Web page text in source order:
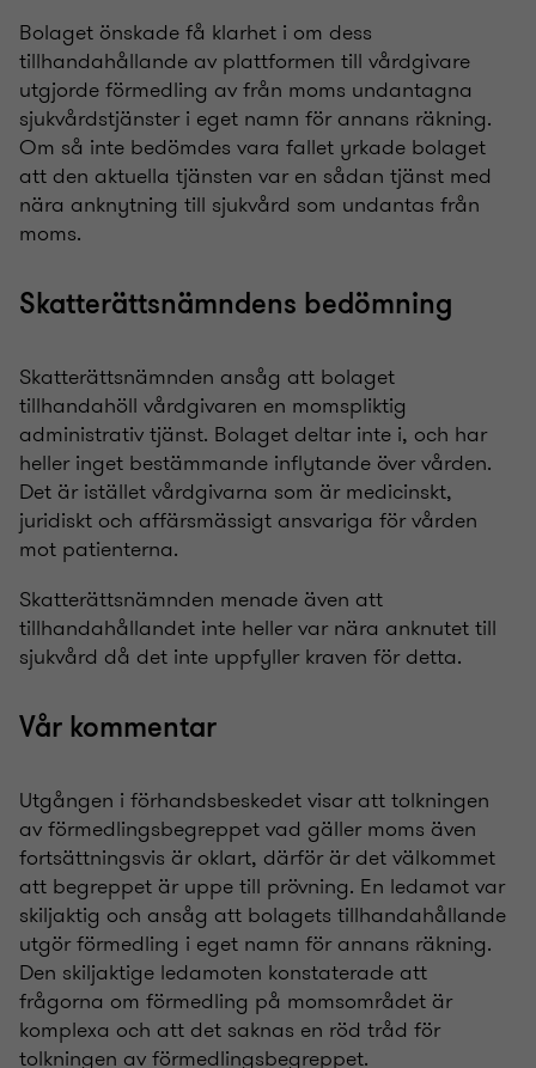
Bolaget önskade få klarhet i om dess
tillhandahållande av plattformen till vårdgivare
utgjorde förmedling av från moms undantagna
sjukvårdstjänster i eget namn för annans räkning.
Om så inte bedömdes vara fallet yrkade bolaget
att den aktuella tjänsten var en sådan tjänst med
nära anknytning till sjukvård som undantas från
moms.
Skatterättsnämndens bedömning
Skatterättsnämnden ansåg att bolaget
tillhandahöll vårdgivaren en momspliktig
administrativ tjänst. Bolaget deltar inte i, och har
heller inget bestämmande inflytande över vården.
Det är istället vårdgivarna som är medicinskt,
juridiskt och affärsmässigt ansvariga för vården
mot patienterna.
Skatterättsnämnden menade även att
tillhandahållandet inte heller var nära anknutet till
sjukvård då det inte uppfyller kraven för detta.
Vår kommentar
Utgången i förhandsbeskedet visar att tolkningen
av förmedlingsbegreppet vad gäller moms även
fortsättningsvis är oklart, därför är det välkommet
att begreppet är uppe till prövning. En ledamot var
skiljaktig och ansåg att bolagets tillhandahållande
utgör förmedling i eget namn för annans räkning.
Den skiljaktige ledamoten konstaterade att
frågorna om förmedling på momsområdet är
komplexa och att det saknas en röd tråd för
tolkningen av förmedlingsbegreppet.